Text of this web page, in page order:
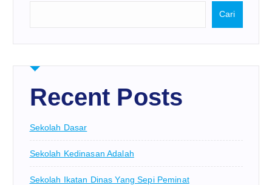
Cari
Recent Posts
Sekolah Dasar
Sekolah Kedinasan Adalah
Sekolah Ikatan Dinas Yang Sepi Peminat